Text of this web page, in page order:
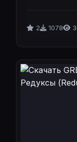
REDUX —
теней и
2 1078